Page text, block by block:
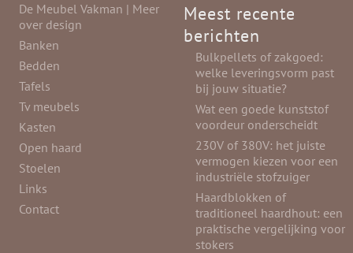
De Meubel Vakman | Meer
over design
Banken
Bedden
Tafels
Tv meubels
Kasten
Open haard
Stoelen
Links
Contact
Meest recente
berichten
Bulkpellets of zakgoed:
welke leveringsvorm past
bij jouw situatie?
Wat een goede kunststof
voordeur onderscheidt
230V of 380V: het juiste
vermogen kiezen voor een
industriële stofzuiger
Haardblokken of
traditioneel haardhout: een
praktische vergelijking voor
stokers